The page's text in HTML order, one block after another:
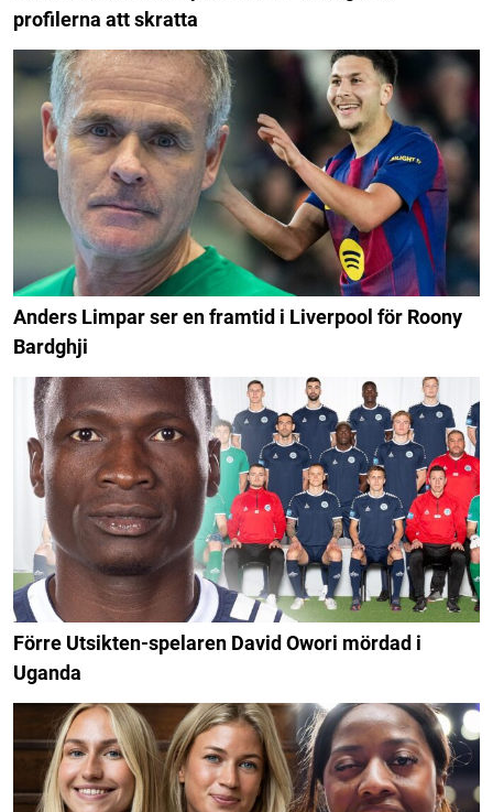
profilerna att skratta
Anders Limpar ser en framtid i Liverpool för Roony
Bardghji
Förre Utsikten-spelaren David Owori mördad i
Uganda